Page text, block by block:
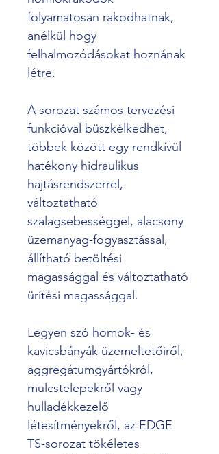
folyamatosan rakodhatnak,
anélkül hogy
felhalmozódásokat hoznának
létre.
A sorozat számos tervezési
funkcióval büszkélkedhet,
többek között egy rendkívül
hatékony hidraulikus
hajtásrendszerrel,
változtatható
szalagsebességgel, alacsony
üzemanyag-fogyasztással,
állítható betöltési
magassággal és változtatható
ürítési magassággal.
Legyen szó homok- és
kavicsbányák üzemeltetőiről,
aggregátumgyártókról,
mulcstelepekről vagy
hulladékkezelő
létesítményekről, az EDGE
TS-sorozat tökéletes